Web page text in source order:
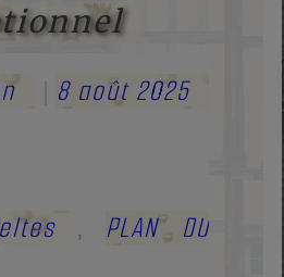
8 août 2025
, PLAN DU